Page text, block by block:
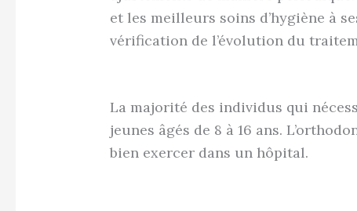
et les meilleurs soins d’hygiène à
vérification de l’évolution du
La majorité des individus qui
jeunes âgés de 8 à 16 ans.
bien exercer dans un hôpital.